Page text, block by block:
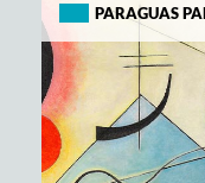
PARAGUAS